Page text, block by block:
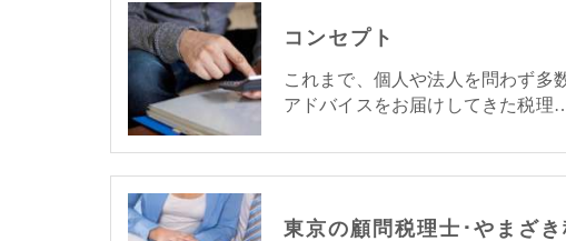
コンセプト
これまで、個人や法人を問わず多
アドバイスをお届けしてきた税理